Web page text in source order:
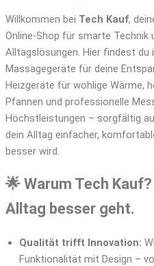
Willkommen bei Tech Kauf,
Online-Shop für smarte Technik
Alltagslösungen. Hier findest du
Massagegeräte für deine
Heizgeräte für wohlige Wärme,
Pfannen und professionelle
Höchstleistungen – sorgfältig
dein Alltag einfacher,
besser wird.
🌟 Warum Tech
Alltag besser geht.
Qualität trifft Innovation:
Funktionalität mit Design –